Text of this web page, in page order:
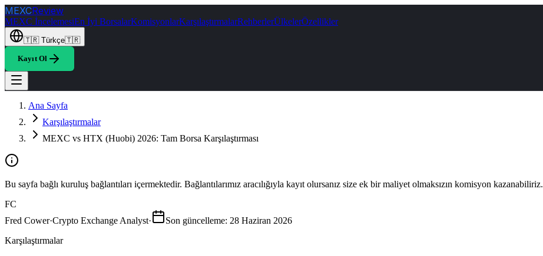
MEXCReview
MEXC İncelemesiEn İyi BorsalarKomisyonlarKarşılaştırmalarRehberlerÜlkelerÖzellikler
🇹🇷 Türkçe🇹🇷
Kayıt Ol
Ana Sayfa
Karşılaştırmalar
MEXC vs HTX (Huobi) 2026: Tam Borsa Karşılaştırması
Bu sayfa bağlı kuruluş bağlantıları içermektedir. Bağlantılarımız aracılığıyla kayıt olursanız size ek bir maliyet olmaksızın komisyon kazanabiliriz.
FC
Fred Cower·Crypto Exchange Analyst· Son güncelleme: 28 Haziran 2026
Karşılaştırmalar